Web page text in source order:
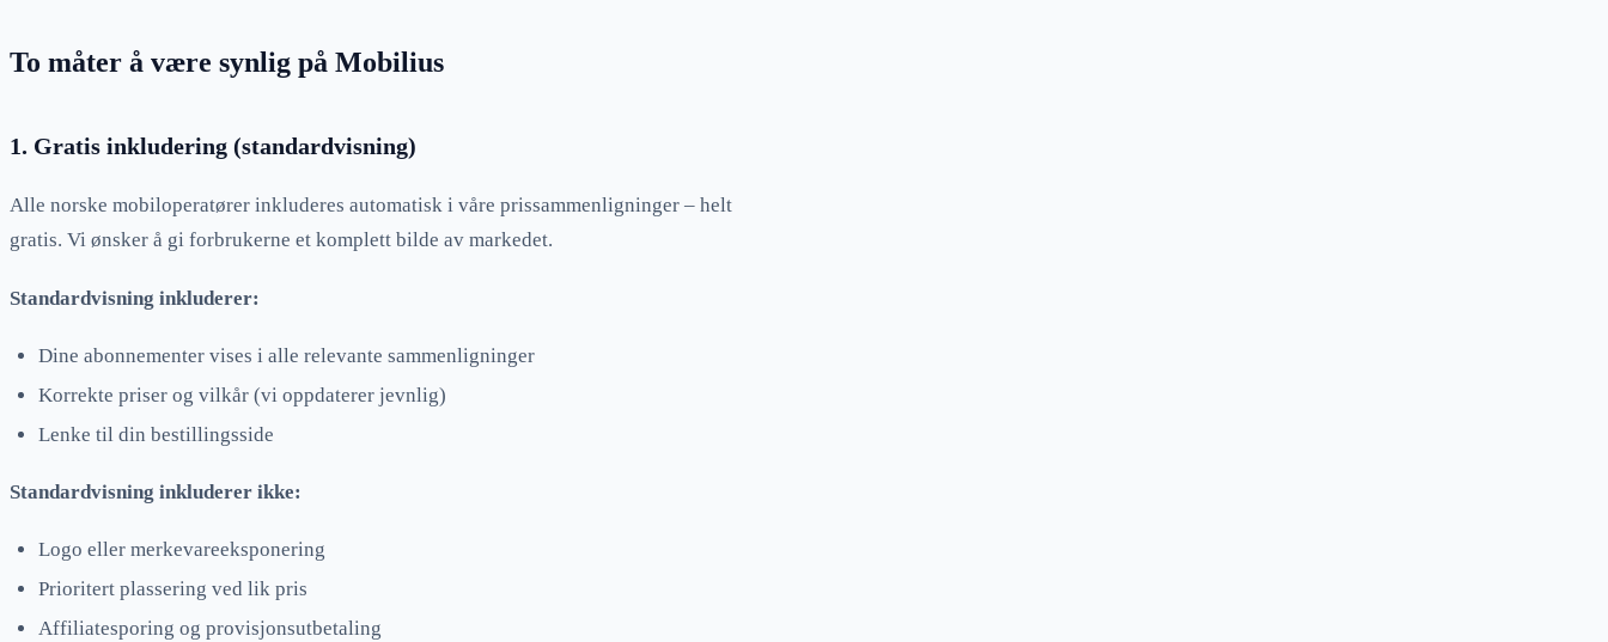
To måter å være synlig på Mobilius
1. Gratis inkludering (standardvisning)
Alle norske mobiloperatører inkluderes automatisk i våre prissammenligninger – helt
gratis. Vi ønsker å gi forbrukerne et komplett bilde av markedet.
Standardvisning inkluderer:
Dine abonnementer vises i alle relevante sammenligninger
Korrekte priser og vilkår (vi oppdaterer jevnlig)
Lenke til din bestillingsside
Standardvisning inkluderer ikke:
Logo eller merkevareeksponering
Prioritert plassering ved lik pris
Affiliatesporing og provisjonsutbetaling